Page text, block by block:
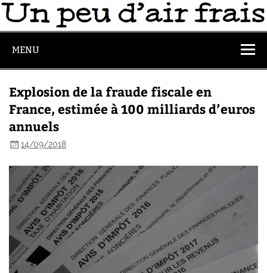
MENU
Explosion de la fraude fiscale en
France, estimée à 100 milliards d’euros
annuels
14/09/2018